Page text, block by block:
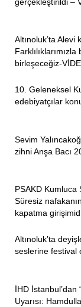
Altınoluk’ta
birleşeceğiz-
10. Geleneksel
edebiyatçılar
Sevim
zihni Anşa Bacı
PSAKD Kumluca
Süresiz
kapatma
Altınoluk’ta
seslerine festival
İHD İstanbul’dan
Uyarısı: